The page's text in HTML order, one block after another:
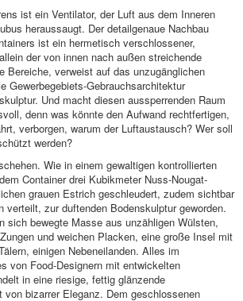
ist ein Ventilator, der Luft aus dem Inneren
heraussaugt. Der detailgenaue Nachbau
ist ein hermetisch verschlossener,
der von innen nach außen streichende
Bereiche, verweist auf das unzugänglichen
Gewerbegebiets-Gebrauchsarchitektur
Und macht diesen aussperrenden Raum
denn was könnte den Aufwand rechtfertigen,
verborgen, warum der Luftaustausch? Wer soll
werden?
Wie in einem gewaltigen kontrollierten
Container drei Kubikmeter Nuss-Nougat-
grauen Estrich geschleudert, zudem sichtbar
verteilt, zur duftenden Bodenskulptur geworden.
sich bewegte Masse aus unzähligen Wülsten,
und weichen Placken, eine große Insel mit
einigen Nebeneilanden. Alles im
von Food-Designern mit entwickelten
in eine riesige, fettig glänzende
von bizarrer Eleganz. Dem geschlossenen